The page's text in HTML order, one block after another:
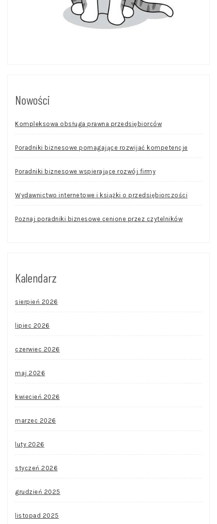
Nowości
Kompleksowa obsługa prawna przedsiębiorców
Poradniki biznesowe pomagające rozwijać kompetencje
Poradniki biznesowe wspierające rozwój firmy
Wydawnictwo internetowe i książki o przedsiębiorczości
Poznaj poradniki biznesowe cenione przez czytelników
Kalendarz
sierpień 2026
lipiec 2026
czerwiec 2026
maj 2026
kwiecień 2026
marzec 2026
luty 2026
styczeń 2026
grudzień 2025
listopad 2025